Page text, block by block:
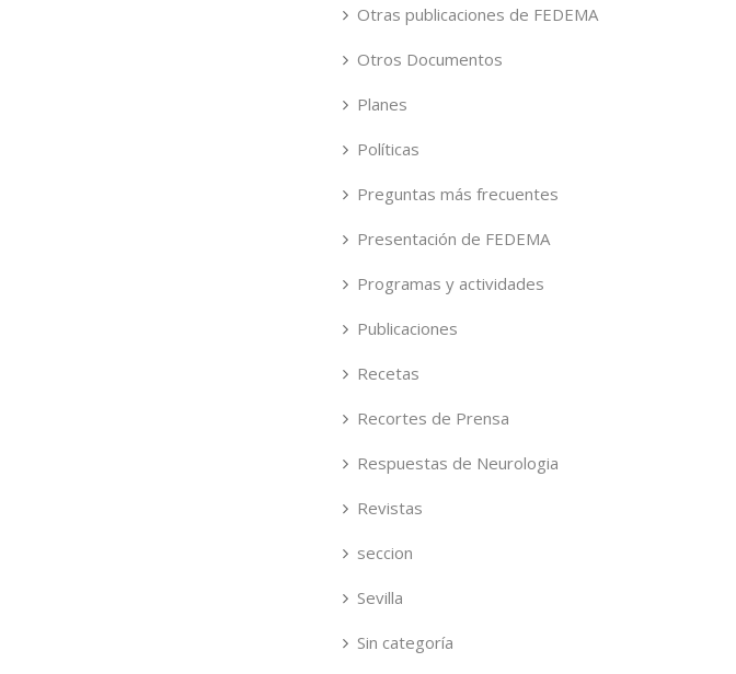
Otras publicaciones de FEDEMA
Otros Documentos
Planes
Políticas
Preguntas más frecuentes
Presentación de FEDEMA
Programas y actividades
Publicaciones
Recetas
Recortes de Prensa
Respuestas de Neurologia
Revistas
seccion
Sevilla
Sin categoría